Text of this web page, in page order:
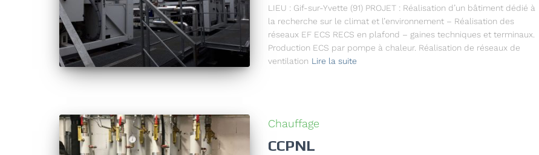
LIEU : Gif-sur-Yvette (91) PROJET : Réalisation d’un bâtiment dédié à
la recherche sur le climat et l’environnement – Réalisation des
réseaux EF ECS RECS en plafond – gaines techniques et terminaux.
Production ECS par pompe à chaleur. Réalisation de réseaux de
ventilation Lire la suite
Chauffage
CCPNL